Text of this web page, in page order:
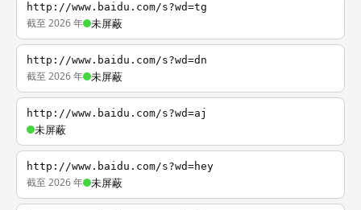
http://www.baidu.com/s?wd=tg
截至 2026 年 未屏蔽
http://www.baidu.com/s?wd=dn
截至 2026 年 未屏蔽
http://www.baidu.com/s?wd=aj
未屏蔽
http://www.baidu.com/s?wd=hey
截至 2026 年 未屏蔽